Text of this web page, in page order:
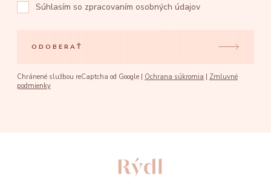
Súhlasím so zpracovaním osobných údajov
ODOBERAŤ
Chránené službou reCaptcha od Google | Ochrana súkromia | Zmluvné
podmienky